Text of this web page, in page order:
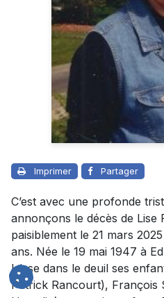
Imprimer Partager
C’est avec une profonde
annonçons le décès de Lise
paisiblement le 21 mars
ans. Née le 19 mai 1947 à
laisse dans le deuil ses
Patrick Rancourt), François